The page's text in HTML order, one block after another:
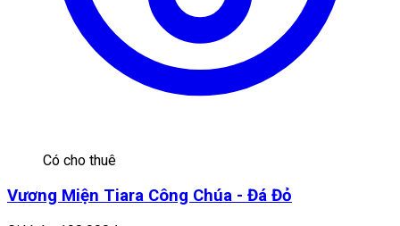
Có cho thuê
Vương Miện Tiara Công Chúa - Đá Đỏ